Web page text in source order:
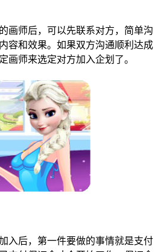
师后，可以先联系对方，简单沟
容和效果。如果双方沟通顺利达成
画师来选定对方加入企划了。
后，第一件要做的事情就是支付